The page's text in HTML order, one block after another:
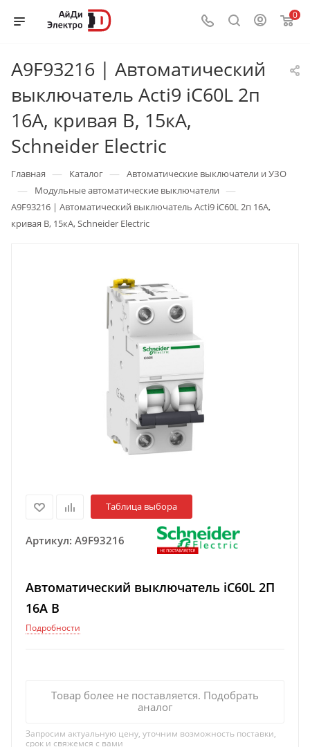
0
A9F93216 | Автоматический
выключатель Acti9 iC60L 2п
16А, кривая B, 15кА,
Schneider Electric
Главная — Каталог — Автоматические выключатели и УЗО
— Модульные автоматические выключатели —
A9F93216 | Автоматический выключатель Acti9 iC60L 2п 16А,
кривая B, 15кА, Schneider Electric
Таблица выбора
Артикул: A9F93216
Автоматический выключатель iC60L 2П
16A B
Подробности
Товар более не поставляется. Подобрать
аналог
Запросим актуальную цену, уточним возможность поставки,
срок и свяжемся с вами